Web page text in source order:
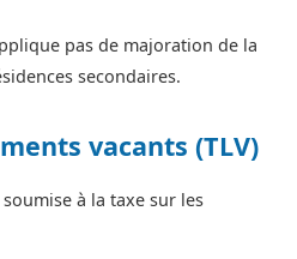
pas de majoration de la
secondaires.
vacants (TLV)
à la taxe sur les